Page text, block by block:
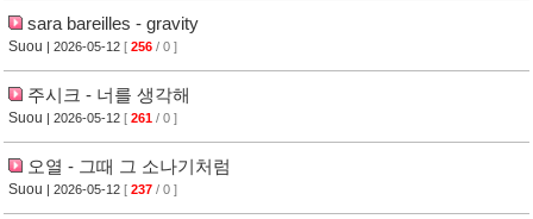
sara bareilles - gravity
Suou | 2026-05-12 [ 256 / 0 ]
주시크 - 너를 생각해
Suou | 2026-05-12 [ 261 / 0 ]
오열 - 그때 그 소나기처럼
Suou | 2026-05-12 [ 237 / 0 ]